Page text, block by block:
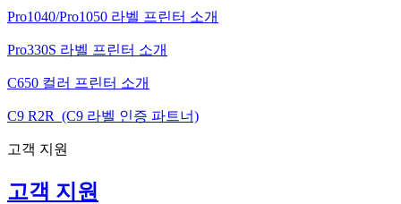
Pro1040/Pro1050 라벨 프린터 소개
Pro330S 라벨 프린터 소개
C650 컬러 프린터 소개
C9 R2R (C9 라벨 인증 파트너)
고객 지원
고객 지원